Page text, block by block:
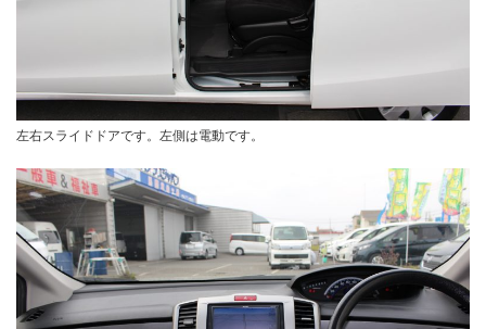
左右スライドドアです。左側は電動です。